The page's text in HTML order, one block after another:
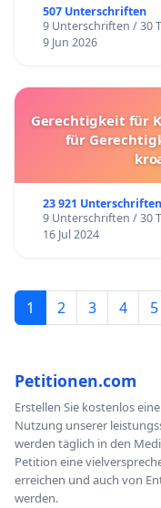
507 Unterschriften
9 Unterschriften / 30
9 Jun 2026
Gerechtigkeit für
für
23 921 Unterschriften
9 Unterschriften / 30
16 Jul 2024
1 2 3 4 5
Petitionen.com
Erstellen Sie kostenlos
Nutzung unserer
werden täglich in den
Petition eine
erreichen und auch von
werden.